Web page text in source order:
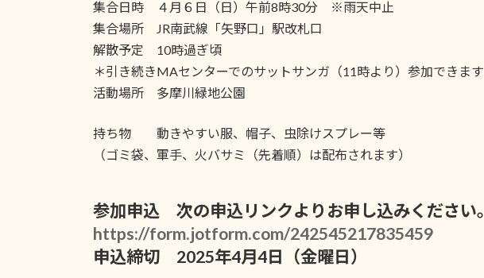
集合日時 ４月６日（日）午前8時30分 ※雨天中止
集合場所 JR南武線「矢野口」駅改札口
解散予定 10時過ぎ頃
＊引き続きMAセンターでのサットサンガ（11時より）参加できます
活動場所 多摩川緑地公園
持ち物 動きやすい服、帽子、虫除けスプレー等
（ゴミ袋、軍手、火バサミ（先着順）は配布されます）
参加申込 次の申込リンクよりお申し込みください。
https://form.jotform.com/242545217835459
申込締切 2025年4月4日（金曜日）